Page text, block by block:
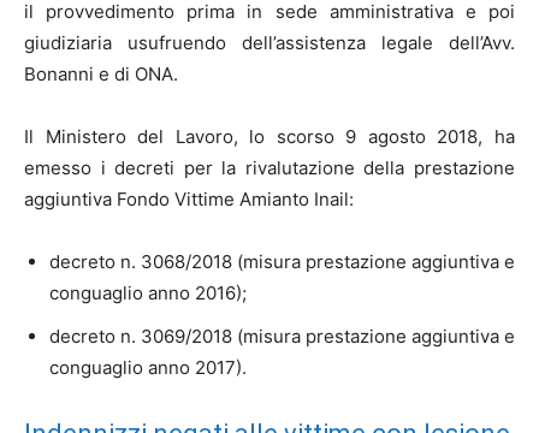
il provvedimento prima in sede amministrativa e poi
giudiziaria usufruendo dell’assistenza legale dell’Avv.
Bonanni e di ONA.
Il Ministero del Lavoro, lo scorso 9 agosto 2018, ha
emesso i decreti per la rivalutazione della prestazione
aggiuntiva Fondo Vittime Amianto Inail:
decreto n. 3068/2018 (misura prestazione aggiuntiva e
conguaglio anno 2016);
decreto n. 3069/2018 (misura prestazione aggiuntiva e
conguaglio anno 2017).